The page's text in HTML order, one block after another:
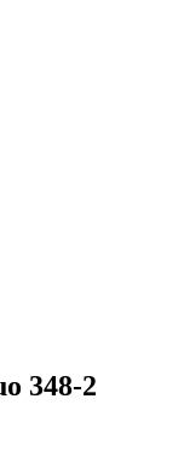
348-2